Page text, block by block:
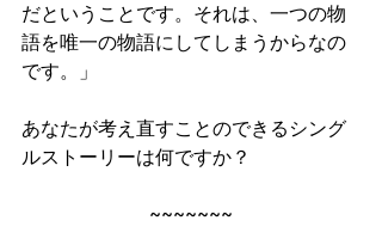
だということです。それは、一つの物
語を唯一の物語にしてしまうからなの
です。」
あなたが考え直すことのできるシング
ルストーリーは何ですか？
~~~~~~~